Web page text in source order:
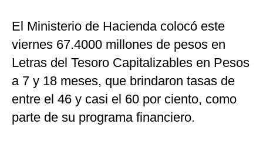
El Ministerio de Hacienda colocó este
viernes 67.4000 millones de pesos en
Letras del Tesoro Capitalizables en Pesos
a 7 y 18 meses, que brindaron tasas de
entre el 46 y casi el 60 por ciento, como
parte de su programa financiero.